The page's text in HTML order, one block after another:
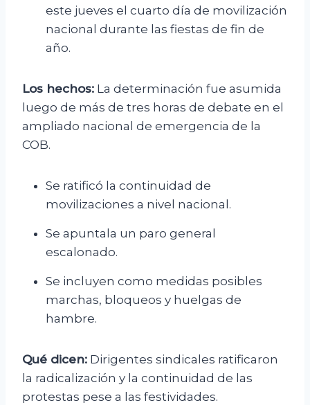
este jueves el cuarto día de movilización
nacional durante las fiestas de fin de
año.
Los hechos: La determinación fue asumida
luego de más de tres horas de debate en el
ampliado nacional de emergencia de la
COB.
Se ratificó la continuidad de
movilizaciones a nivel nacional.
Se apuntala un paro general
escalonado.
Se incluyen como medidas posibles
marchas, bloqueos y huelgas de
hambre.
Qué dicen: Dirigentes sindicales ratificaron
la radicalización y la continuidad de las
protestas pese a las festividades.